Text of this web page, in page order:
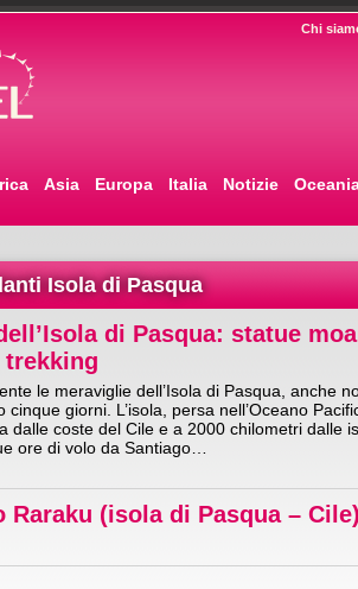
Chi
Asia Europa Italia Notizie
Isola di Pasqua
di Pasqua: statue
le meraviglie dell’Isola di Pasqua, anche
cinque giorni. L’isola, persa nell’Oceano
dalle coste del Cile e a 2000 chilometri dalle
ore di volo da Santiago…
Raraku (isola di Pasqua –